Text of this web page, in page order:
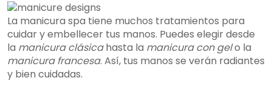
La manicura spa tiene muchos tratamientos para
cuidar y embellecer tus manos. Puedes elegir desde
la manicura clásicahasta la manicura con gelo la
manicura francesa. Así, tus manos se verán radiantes
y bien cuidadas.